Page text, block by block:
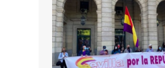
de cárcel de hasta 29 años por
delitos de corrupción a ocho
presuntamente cometidos
ventas de material militar a
a través de la empresa